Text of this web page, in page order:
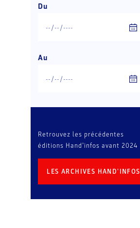
Du
Au
Retrouvez les précédentes
éditions Hand’infos avant 2024
LES ARCHIVES HAND'INFOS